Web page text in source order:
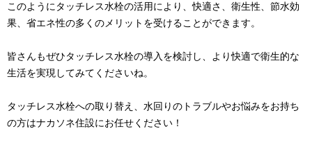
このようにタッチレス水栓の活用により、快適さ、衛生性、節水効
果、省エネ性の多くのメリットを受けることができます。
皆さんもぜひタッチレス水栓の導入を検討し、より快適で衛生的な
生活を実現してみてくださいね。
タッチレス水栓への取り替え、 水回りのトラブルやお悩みをお持ち
の方はナカソネ住設にお任せください！